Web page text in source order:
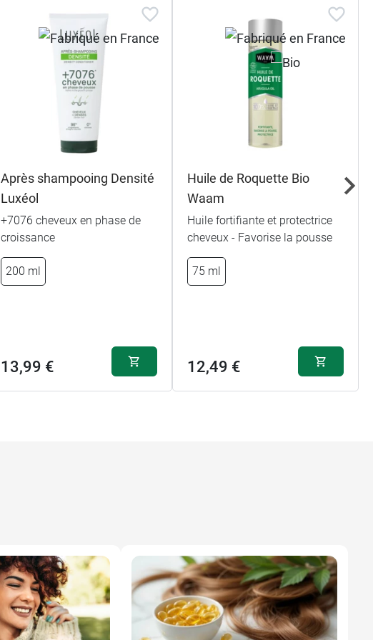
Après shampooing Densité
Luxéol
+7076 cheveux en phase de
croissance
200 ml
13,99 €
Huile de Roquette Bio
Waam
Huile fortifiante et protectrice
cheveux - Favorise la pousse
75 ml
12,49 €